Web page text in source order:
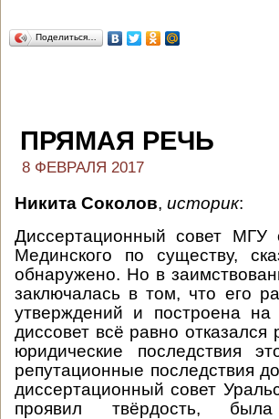
Поделиться…
ПРЯМАЯ РЕЧЬ
8 ФЕВРАЛЯ 2017
Никита Соколов, историк:
Диссертационный совет МГУ
Мединского по существу,
обнаружено. Но в
заключалась в том, что его
утверждений и построена
диссовет всё равно отказался
юридические последствия
репутационные последствия
диссертационный совет
проявил твёрдость,